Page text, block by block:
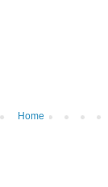
Home